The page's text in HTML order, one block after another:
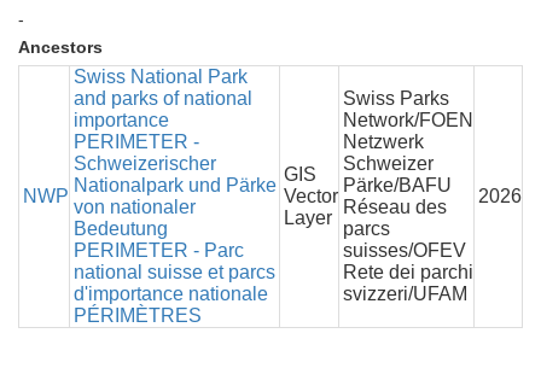
-
Ancestors
NWP
Swiss National Park
and parks of national
importance
PERIMETER -
Schweizerischer
Nationalpark und Pärke
von nationaler
Bedeutung
PERIMETER - Parc
national suisse et parcs
d'importance nationale
PÉRIMÈTRES
GIS
Vector
Layer
Swiss Parks
Network/FOEN
Netzwerk
Schweizer
Pärke/BAFU
Réseau des
parcs
suisses/OFEV
Rete dei parchi
svizzeri/UFAM
2026